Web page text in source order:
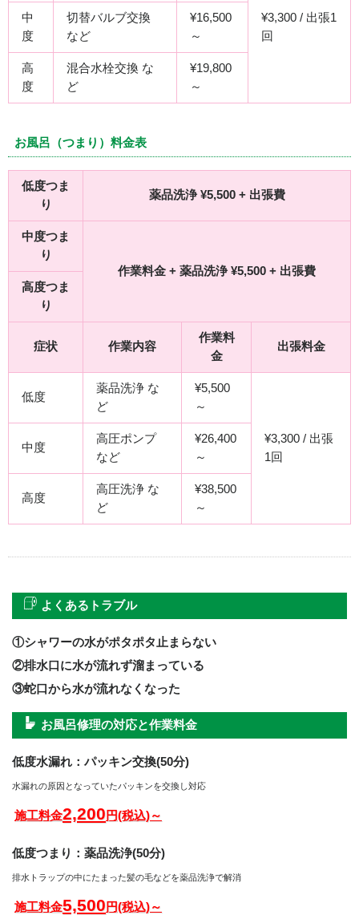
¥3,300 / 出張1
回
中
度
切替バルブ交換
など
¥16,500
～
高
度
混合水栓交換 な
ど
¥19,800
～
お風呂（つまり）料金表
低度つま
り
薬品洗浄 ¥5,500 + 出張費
中度つま
り
作業料金 + 薬品洗浄 ¥5,500 + 出張費
高度つま
り
症状 作業内容
作業料
金
出張料金
低度
薬品洗浄 な
ど
¥5,500
～
¥3,300 / 出張
1回
中度
高圧ポンプ
など
¥26,400
～
高度
高圧洗浄 な
ど
¥38,500
～
よくあるトラブル
①シャワーの水がポタポタ止まらない
②排水口に水が流れず溜まっている
③蛇口から水が流れなくなった
お風呂修理の対応と作業料金
低度水漏れ：パッキン交換(50分)
水漏れの原因となっていたパッキンを交換し対応
施工料金2,200円(税込)～
低度つまり：薬品洗浄(50分)
排水トラップの中にたまった髪の毛などを薬品洗浄で解消
施工料金5,500円(税込)～